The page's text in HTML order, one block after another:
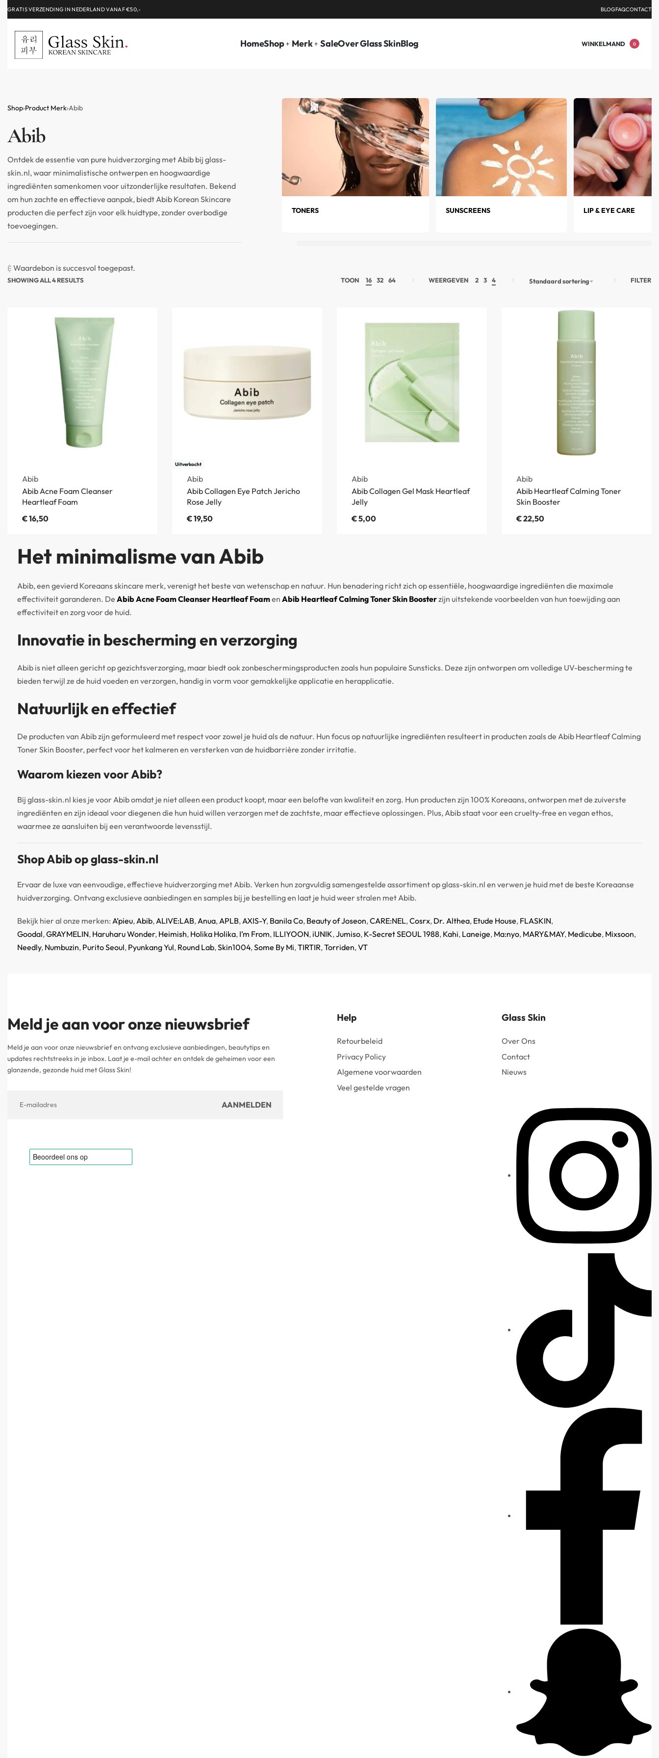
ALLEEN HET BESTE VOOR JOU GESELECTEERD! BLOGFAQCONTACT
HomeShop Merk SaleOver Glass SkinBlog WINKELMAND 0
Shop›Product Merk›Abib
Abib
Ontdek de essentie van pure huidverzorging met Abib bij glass-
skin.nl, waar minimalistische ontwerpen en hoogwaardige
ingrediënten samenkomen voor uitzonderlijke resultaten. Bekend
om hun zachte en effectieve aanpak, biedt Abib Korean Skincare
producten die perfect zijn voor elk huidtype, zonder overbodige
toevoegingen.
FACE MASKS TONERS SUNSCREENS LIP & EYE CARE
Waardebon is succesvol toegepast.
SHOWING ALL 4 RESULTS TOON 16 32 64 WEERGEVEN 2 3 4 Standaard sortering FILTER
Abib
Abib Acne Foam Cleanser
Heartleaf Foam
€16,50
Uitverkocht
Abib
Abib Collagen Eye Patch Jericho
Rose Jelly
€19,50
Abib
Abib Collagen Gel Mask Heartleaf
Jelly
€5,00
Abib
Abib Heartleaf Calming Toner
Skin Booster
€22,50
Het minimalisme van Abib
Abib, een gevierd Koreaans skincare merk, verenigt het beste van wetenschap en natuur. Hun benadering richt zich op essentiële, hoogwaardige ingrediënten die maximale
effectiviteit garanderen. De Abib Acne Foam Cleanser Heartleaf Foamen Abib Heartleaf Calming Toner Skin Boosterzijn uitstekende voorbeelden van hun toewijding aan
effectiviteit en zorg voor de huid.
Innovatie in bescherming en verzorging
Abib is niet alleen gericht op gezichtsverzorging, maar biedt ook zonbeschermingsproducten zoals hun populaire Sunsticks. Deze zijn ontworpen om volledige UV-bescherming te
bieden terwijl ze de huid voeden en verzorgen, handig in vorm voor gemakkelijke applicatie en herapplicatie.
Natuurlijk en effectief
De producten van Abib zijn geformuleerd met respect voor zowel je huid als de natuur. Hun focus op natuurlijke ingrediënten resulteert in producten zoals de Abib Heartleaf Calming
Toner Skin Booster, perfect voor het kalmeren en versterken van de huidbarrière zonder irritatie.
Waarom kiezen voor Abib?
Bij glass-skin.nl kies je voor Abib omdat je niet alleen een product koopt, maar een belofte van kwaliteit en zorg. Hun producten zijn 100% Koreaans, ontworpen met de zuiverste
ingrediënten en zijn ideaal voor diegenen die hun huid willen verzorgen met de zachtste, maar effectieve oplossingen. Plus, Abib staat voor een cruelty-free en vegan ethos,
waarmee ze aansluiten bij een verantwoorde levensstijl.
Shop Abib op glass-skin.nl
Ervaar de luxe van eenvoudige, effectieve huidverzorging met Abib. Verken hun zorgvuldig samengestelde assortiment op glass-skin.nl en verwen je huid met de beste Koreaanse
huidverzorging. Ontvang exclusieve aanbiedingen en samples bij je bestelling en laat je huid weer stralen met Abib.
Bekijk hier al onze merken: A’pieu, Abib, ALIVE:LAB, Anua, APLB, AXIS-Y, Banila Co, Beauty of Joseon,CARE:NEL,Cosrx, Dr. Althea, Etude House, FLASKIN,
Goodal,GRAYMELIN, Haruharu Wonder, Heimish, Holika Holika, I’m From, ILLIYOON, iUNIK,Jumiso, K-Secret SEOUL 1988, Kahi, Laneige, Ma:nyo, MARY&MAY, Medicube, Mixsoon,
Needly, Numbuzin, Purito Seoul, Pyunkang Yul, Round Lab,Skin1004,Some By Mi,TIRTIR,Torriden,VT
Meld je aan voor onze nieuwsbrief
Meld je aan voor onze nieuwsbrief en ontvang exclusieve aanbiedingen, beautytips en
updates rechtstreeks in je inbox. Laat je e-mail achter en ontdek de geheimen voor een
glanzende, gezonde huid met Glass Skin!
Help
Retourbeleid
Privacy Policy
Algemene voorwaarden
Veel gestelde vragen
Glass Skin
Over Ons
Contact
Nieuws